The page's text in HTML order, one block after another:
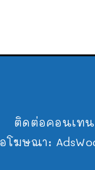
ติดต่อคอนเท
โฆษณา: